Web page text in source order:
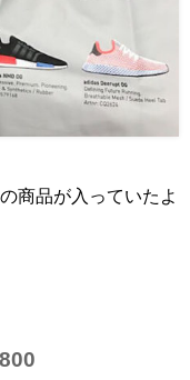
商品が入っていたよ